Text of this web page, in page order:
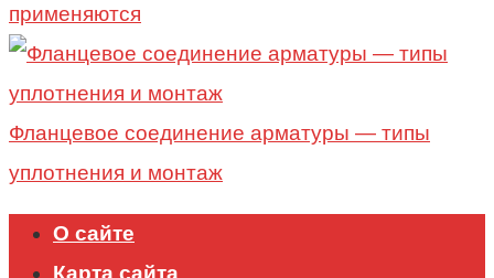
применяются
Фланцевое соединение арматуры — типы
уплотнения и монтаж
О сайте
Карта сайта